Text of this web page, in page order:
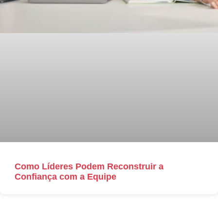
Como Líderes Podem Reconstruir a
Confiança com a Equipe